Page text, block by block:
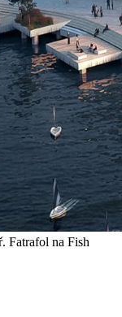
Fatrafol na Fish